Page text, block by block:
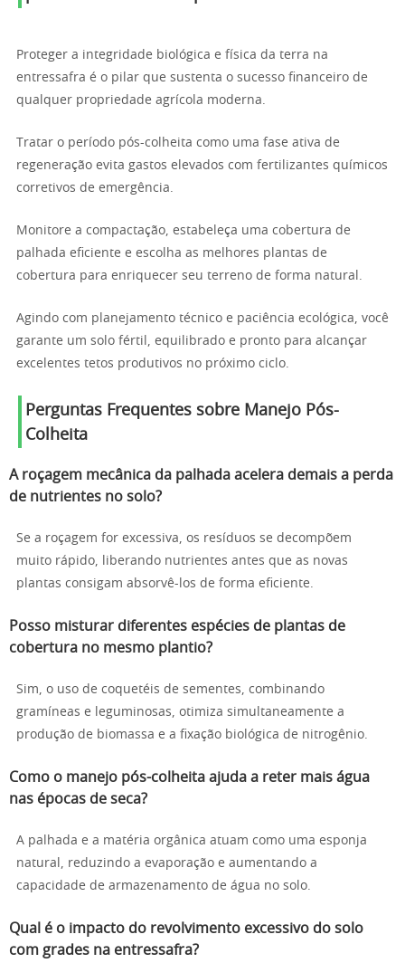
Proteger a integridade biológica e física da terra na
entressafra é o pilar que sustenta o sucesso financeiro de
qualquer propriedade agrícola moderna.
Tratar o período pós-colheita como uma fase ativa de
regeneração evita gastos elevados com fertilizantes químicos
corretivos de emergência.
Monitore a compactação, estabeleça uma cobertura de
palhada eficiente e escolha as melhores plantas de
cobertura para enriquecer seu terreno de forma natural.
Agindo com planejamento técnico e paciência ecológica, você
garante um solo fértil, equilibrado e pronto para alcançar
excelentes tetos produtivos no próximo ciclo.
Perguntas Frequentes sobre Manejo Pós-
Colheita
A roçagem mecânica da palhada acelera demais a perda
de nutrientes no solo?
Se a roçagem for excessiva, os resíduos se decompõem
muito rápido, liberando nutrientes antes que as novas
plantas consigam absorvê-los de forma eficiente.
Posso misturar diferentes espécies de plantas de
cobertura no mesmo plantio?
Sim, o uso de coquetéis de sementes, combinando
gramíneas e leguminosas, otimiza simultaneamente a
produção de biomassa e a fixação biológica de nitrogênio.
Como o manejo pós-colheita ajuda a reter mais água
nas épocas de seca?
A palhada e a matéria orgânica atuam como uma esponja
natural, reduzindo a evaporação e aumentando a
capacidade de armazenamento de água no solo.
Qual é o impacto do revolvimento excessivo do solo
com grades na entressafra?